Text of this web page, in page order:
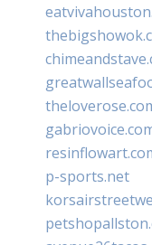
p-sports.net